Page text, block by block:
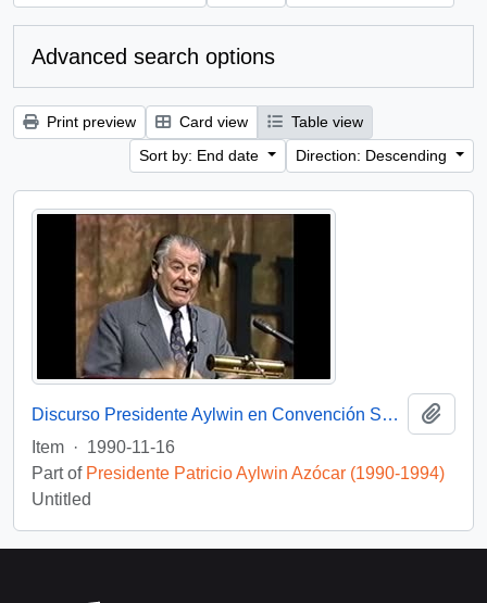
Advanced search options
Print preview Card view
Table view
Sort by: End date
Direction: Descending
Discurso Presidente Aylwin en Convención Santiago: Video
Item · 1990-11-16
Part of Presidente Patricio Aylwin Azócar (1990-1994)
Untitled